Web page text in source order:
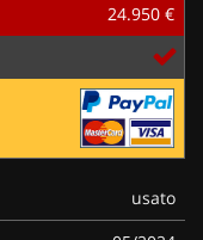
24.950 €
usato